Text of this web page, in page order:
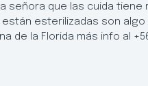
señora que las cuida tiene
esterilizadas son algo
de la Florida más info al